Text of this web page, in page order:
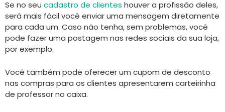
Se no seu cadastro de clientes houver a profissão deles,
será mais fácil você enviar uma mensagem diretamente
para cada um. Caso não tenha, sem problemas, você
pode fazer uma postagem nas redes sociais da sua loja,
por exemplo.
Você também pode oferecer um cupom de desconto
nas compras para os clientes apresentarem carteirinha
de professor no caixa.